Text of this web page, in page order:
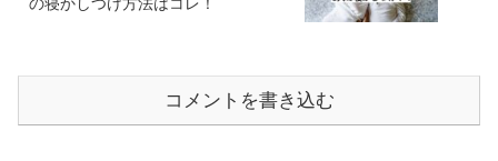
の寝かしつけ方法はコレ！
コメントを書き込む